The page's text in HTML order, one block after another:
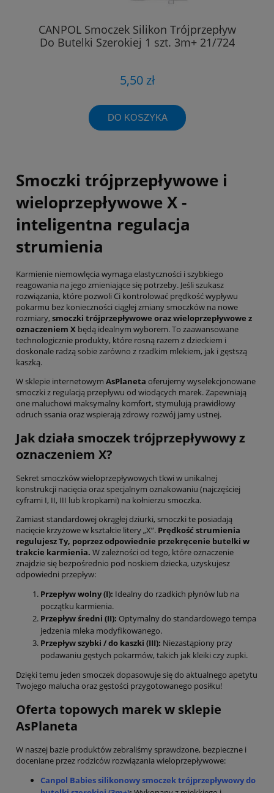
CANPOL Smoczek Silikon Trójprzepływ
Do Butelki Szerokiej 1 szt. 3m+ 21/724
5,50 zł
DO KOSZYKA
Smoczki trójprzepływowe i
wieloprzepływowe X -
inteligentna regulacja
strumienia
Karmienie niemowlęcia wymaga elastyczności i szybkiego
reagowania na jego zmieniające się potrzeby. Jeśli szukasz
rozwiązania, które pozwoli Ci kontrolować prędkość wypływu
pokarmu bez konieczności ciągłej zmiany smoczków na nowe
rozmiary, smoczki trójprzepływowe oraz wieloprzepływowe z
oznaczeniem X będą idealnym wyborem. To zaawansowane
technologicznie produkty, które rosną razem z dzieckiem i
doskonale radzą sobie zarówno z rzadkim mlekiem, jak i gęstszą
kaszką.
W sklepie internetowym AsPlaneta oferujemy wyselekcjonowane
smoczki z regulacją przepływu od wiodących marek. Zapewniają
one maluchowi maksymalny komfort, stymulują prawidłowy
odruch ssania oraz wspierają zdrowy rozwój jamy ustnej.
Jak działa smoczek trójprzepływowy z
oznaczeniem X?
Sekret smoczków wieloprzepływowych tkwi w unikalnej
konstrukcji nacięcia oraz specjalnym oznakowaniu (najczęściej
cyframi I, II, III lub kropkami) na kołnierzu smoczka.
Zamiast standardowej okrągłej dziurki, smoczki te posiadają
nacięcie krzyżowe w kształcie litery „X”. Prędkość strumienia
regulujesz Ty, poprzez odpowiednie przekręcenie butelki w
trakcie karmienia. W zależności od tego, które oznaczenie
znajdzie się bezpośrednio pod noskiem dziecka, uzyskujesz
odpowiedni przepływ:
Przepływ wolny (I): Idealny do rzadkich płynów lub na
początku karmienia.
Przepływ średni (II): Optymalny do standardowego tempa
jedzenia mleka modyfikowanego.
Przepływ szybki / do kaszki (III): Niezastąpiony przy
podawaniu gęstych pokarmów, takich jak kleiki czy zupki.
Dzięki temu jeden smoczek dopasowuje się do aktualnego apetytu
Twojego malucha oraz gęstości przygotowanego posiłku!
Oferta topowych marek w sklepie
AsPlaneta
W naszej bazie produktów zebraliśmy sprawdzone, bezpieczne i
doceniane przez rodziców rozwiązania wieloprzepływowe:
Canpol Babies silikonowy smoczek trójprzepływowy do